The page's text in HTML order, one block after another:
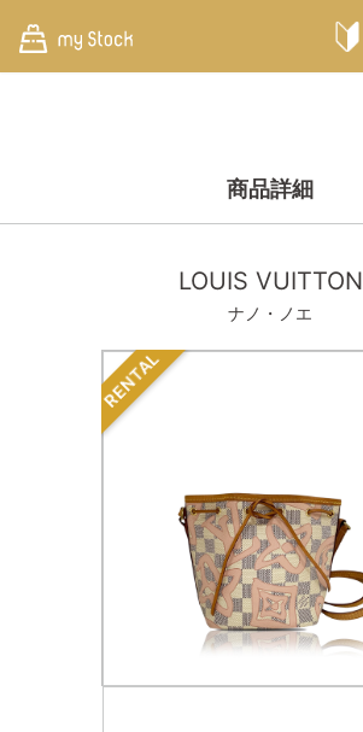
商品詳細
LOUIS VUITTON
ナノ・ノエ
RENTAL